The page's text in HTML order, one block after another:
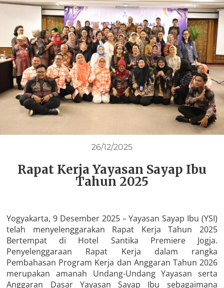
26/12/2025
Rapat Kerja Yayasan Sayap Ibu
Tahun 2025
Yogyakarta, 9 Desember 2025 – Yayasan Sayap Ibu (YSI)
telah menyelenggarakan Rapat Kerja Tahun 2025
Bertempat di Hotel Santika Premiere Jogja.
Penyelenggaraan Rapat Kerja dalam rangka
Pembahasan Program Kerja dan Anggaran Tahun 2026
merupakan amanah Undang-Undang Yayasan serta
Anggaran Dasar Yayasan Sayap Ibu sebagaimana